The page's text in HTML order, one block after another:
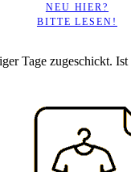
NEU HIER?
BITTE LESEN!
Tage zugeschickt.